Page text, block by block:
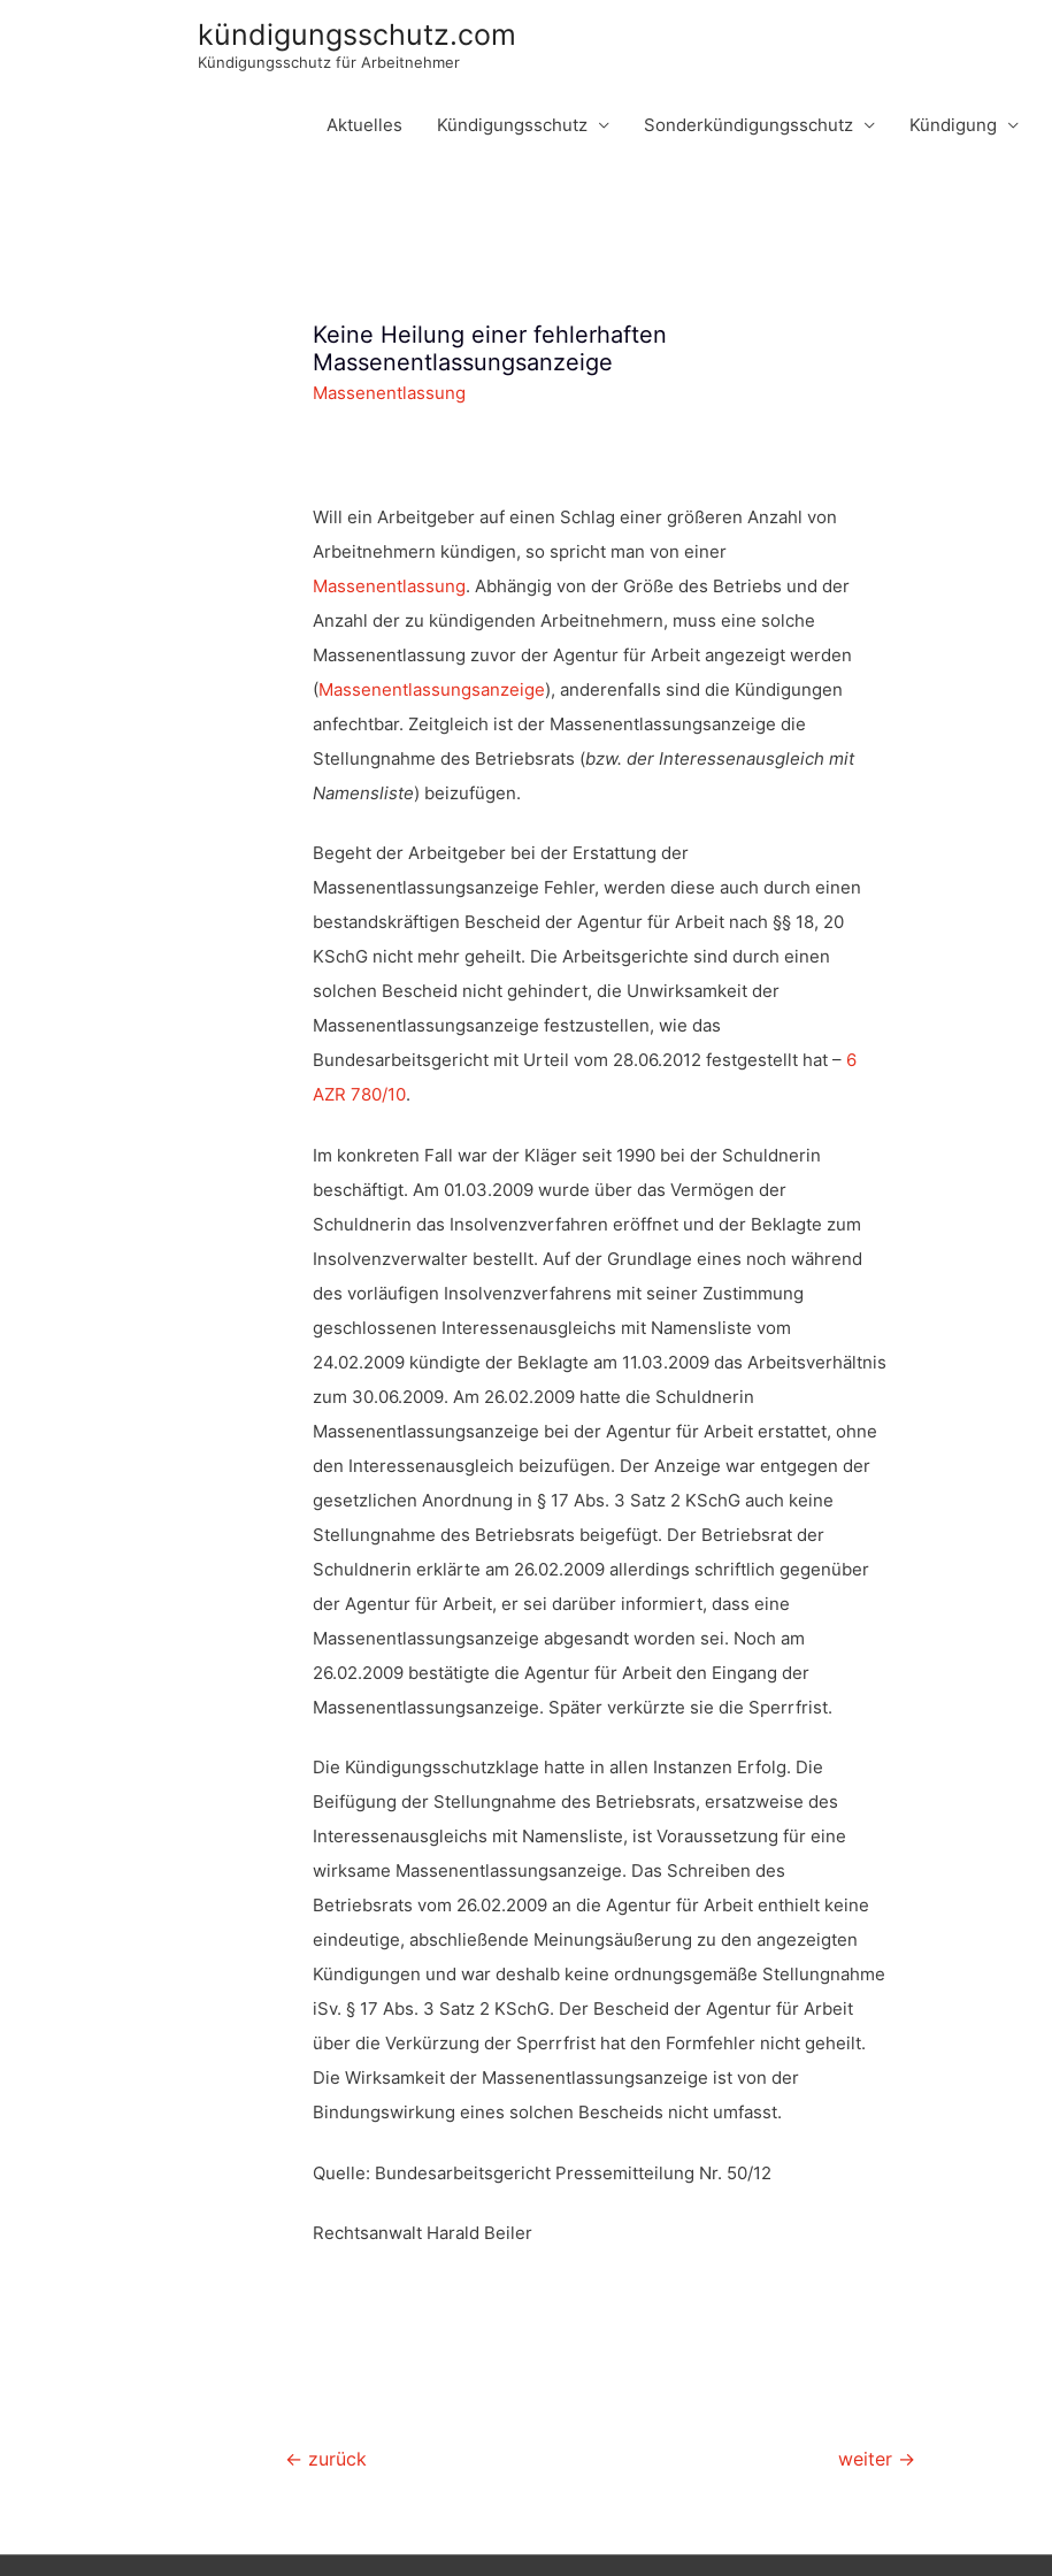
kündigungsschutz.com
Kündigungsschutz für Arbeitnehmer
Aktuelles Kündigungsschutz Sonderkündigungsschutz Kündigung
Keine Heilung einer fehlerhaften
Massenentlassungsanzeige
Massenentlassung
Will ein Arbeitgeber auf einen Schlag einer größeren Anzahl von
Arbeitnehmern kündigen, so spricht man von einer
Massenentlassung. Abhängig von der Größe des Betriebs und der
Anzahl der zu kündigenden Arbeitnehmern, muss eine solche
Massenentlassung zuvor der Agentur für Arbeit angezeigt werden
(Massenentlassungsanzeige), anderenfalls sind die Kündigungen
anfechtbar. Zeitgleich ist der Massenentlassungsanzeige die
Stellungnahme des Betriebsrats (bzw. der Interessenausgleich mit
Namensliste) beizufügen.
Begeht der Arbeitgeber bei der Erstattung der
Massenentlassungsanzeige Fehler, werden diese auch durch einen
bestandskräftigen Bescheid der Agentur für Arbeit nach §§ 18, 20
KSchG nicht mehr geheilt. Die Arbeitsgerichte sind durch einen
solchen Bescheid nicht gehindert, die Unwirksamkeit der
Massenentlassungsanzeige festzustellen, wie das
Bundesarbeitsgericht mit Urteil vom 28.06.2012 festgestellt hat – 6
AZR 780/10.
Im konkreten Fall war der Kläger seit 1990 bei der Schuldnerin
beschäftigt. Am 01.03.2009 wurde über das Vermögen der
Schuldnerin das Insolvenzverfahren eröffnet und der Beklagte zum
Insolvenzverwalter bestellt. Auf der Grundlage eines noch während
des vorläufigen Insolvenzverfahrens mit seiner Zustimmung
geschlossenen Interessenausgleichs mit Namensliste vom
24.02.2009 kündigte der Beklagte am 11.03.2009 das Arbeitsverhältnis
zum 30.06.2009. Am 26.02.2009 hatte die Schuldnerin
Massenentlassungsanzeige bei der Agentur für Arbeit erstattet, ohne
den Interessenausgleich beizufügen. Der Anzeige war entgegen der
gesetzlichen Anordnung in § 17 Abs. 3 Satz 2 KSchG auch keine
Stellungnahme des Betriebsrats beigefügt. Der Betriebsrat der
Schuldnerin erklärte am 26.02.2009 allerdings schriftlich gegenüber
der Agentur für Arbeit, er sei darüber informiert, dass eine
Massenentlassungsanzeige abgesandt worden sei. Noch am
26.02.2009 bestätigte die Agentur für Arbeit den Eingang der
Massenentlassungsanzeige. Später verkürzte sie die Sperrfrist.
Die Kündigungsschutzklage hatte in allen Instanzen Erfolg. Die
Beifügung der Stellungnahme des Betriebsrats, ersatzweise des
Interessenausgleichs mit Namensliste, ist Voraussetzung für eine
wirksame Massenentlassungsanzeige. Das Schreiben des
Betriebsrats vom 26.02.2009 an die Agentur für Arbeit enthielt keine
eindeutige, abschließende Meinungsäußerung zu den angezeigten
Kündigungen und war deshalb keine ordnungsgemäße Stellungnahme
iSv. § 17 Abs. 3 Satz 2 KSchG. Der Bescheid der Agentur für Arbeit
über die Verkürzung der Sperrfrist hat den Formfehler nicht geheilt.
Die Wirksamkeit der Massenentlassungsanzeige ist von der
Bindungswirkung eines solchen Bescheids nicht umfasst.
Quelle: Bundesarbeitsgericht Pressemitteilung Nr. 50/12
Rechtsanwalt Harald Beiler
← zurück weiter →